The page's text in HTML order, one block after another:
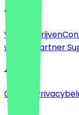
Over
Voor bedrijven
worden
Partner
Juridisch
Colofon